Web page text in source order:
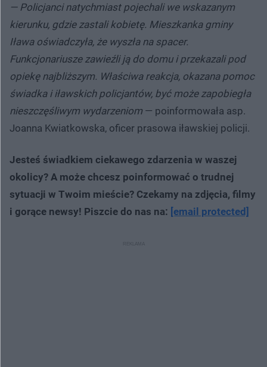
— Policjanci natychmiast pojechali we wskazanym
kierunku, gdzie zastali kobietę. Mieszkanka gminy
Iława oświadczyła, że wyszła na spacer.
Funkcjonariusze zawieźli ją do domu i przekazali pod
opiekę najbliższym. Właściwa reakcja, okazana pomoc
świadka i iławskich policjantów, być może zapobiegła
nieszczęśliwym wydarzeniom — poinformowała asp.
Joanna Kwiatkowska, oficer prasowa iławskiej policji.
Jesteś świadkiem ciekawego zdarzenia w waszej
okolicy? A może chcesz poinformować o trudnej
sytuacji w Twoim mieście? Czekamy na zdjęcia, filmy
i gorące newsy! Piszcie do nas na: [email protected]